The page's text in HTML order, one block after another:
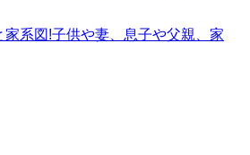
家系図!子供や妻、息子や父親、家